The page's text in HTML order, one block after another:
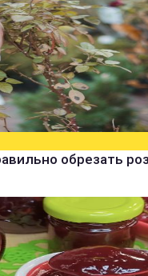
обрезать